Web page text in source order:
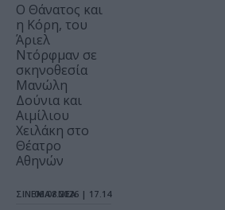
Ο Θάνατος και
η Κόρη, του
Άριελ
Ντόρφμαν σε
σκηνοθεσία
Μανώλη
Δούνια και
Αιμίλιου
Χειλάκη στο
Θέατρο
Αθηνών
ΣΙΝΕΜΑ / ΝΕΑ
06.08.2026 | 17.14